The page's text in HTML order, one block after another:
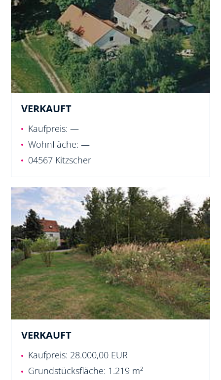
VERKAUFT
Kaufpreis: —
Wohnfläche: —
04567 Kitzscher
VERKAUFT
Kaufpreis: 28.000,00 EUR
Grundstücksfläche: 1.219 m²